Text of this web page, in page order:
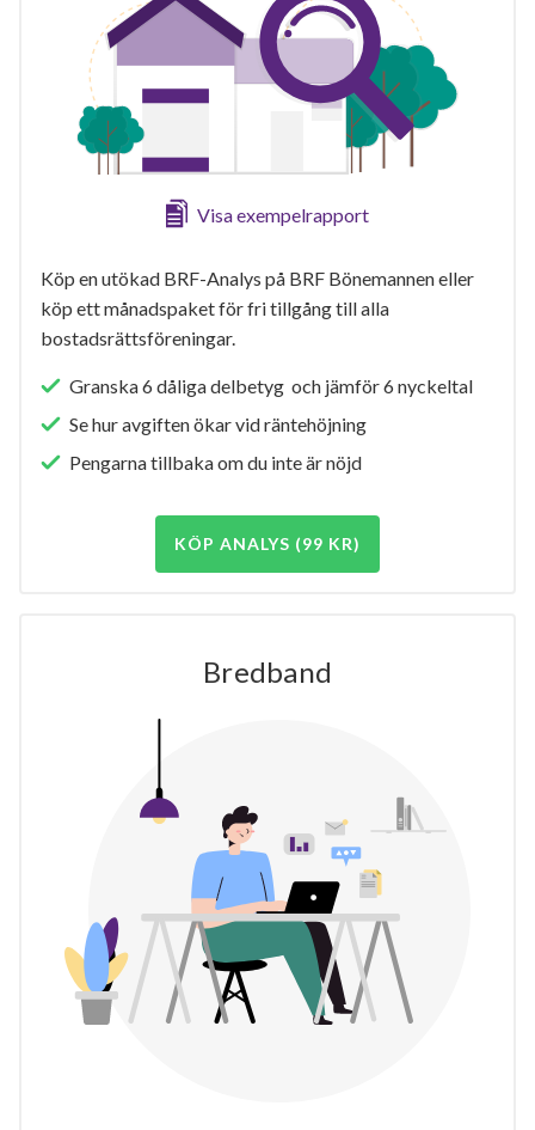
Visa exempelrapport
Köp en utökad BRF-Analys på BRF Bönemannen eller
köp ett månadspaket för fri tillgång till alla
bostadsrättsföreningar.
Granska 6 dåliga delbetyg och jämför 6 nyckeltal
Se hur avgiften ökar vid räntehöjning
Pengarna tillbaka om du inte är nöjd
KÖP ANALYS (99 KR)
Bredband